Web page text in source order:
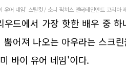
유어 네임' 스틸컷 / 소니 픽쳐스 엔터테인먼트 코리아
우드에서 가장 핫한 배우 중
뿜어져 나오는 아우라는 스크
바이 유어 네임'이다.